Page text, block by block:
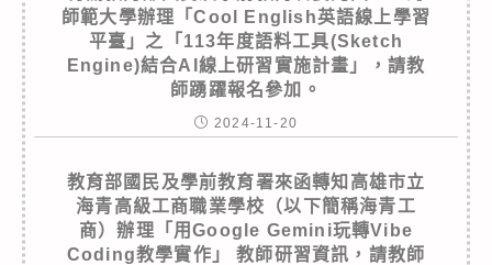
師範大學辦理「Cool English英語線上學習
平臺」之「113年度語料工具(Sketch
Engine)結合AI線上研習實施計畫」，請教
師踴躍報名參加。
2024-11-20
教育部國民及學前教育署來函轉知高雄市立
海青高級工商職業學校（以下簡稱海青工
商）辦理「用Google Gemini玩轉Vibe
Coding教學實作」 教師研習資訊，請教師